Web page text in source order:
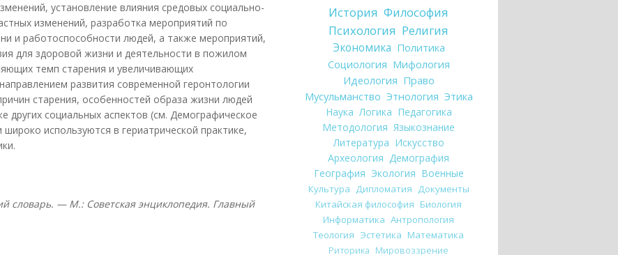
установление влияния средовых социально-
изменений, разработка мероприятий по
и работоспособности людей, а также мероприятий,
для здоровой жизни и деятельности в пожилом
темп старения и увеличивающих
развития современной геронтологии
старения, особенностей образа жизни людей
других социальных аспектов (см. Демографическое
используются в гериатрической практике,
словарь. — М.: Советская энциклопедия. Главный
История Философия
Психология Религия
Экономика Политика
Социология Мифология
Идеология Право
Мусульманство Этнология Этика
Наука Логика Педагогика
Методология Языкознание
Литература Искусство
Археология Демография
География Экология Военные
Культура Дипломатия Документы
Китайская философия Биология
Информатика Антропология
Теология Эстетика Математика
Риторика Мировоззрение